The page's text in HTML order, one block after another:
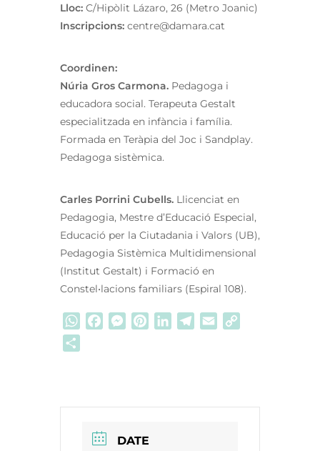
Lloc: C/Hipòlit Lázaro, 26 (Metro Joanic)
Inscripcions: centre@damara.cat
Coordinen:
Núria Gros Carmona. Pedagoga i
educadora social. Terapeuta Gestalt
especialitzada en infància i família.
Formada en Teràpia del Joc i Sandplay.
Pedagoga sistèmica.
Carles Porrini Cubells. Llicenciat en
Pedagogia, Mestre d’Educació Especial,
Educació per la Ciutadania i Valors (UB),
Pedagogia Sistèmica Multidimensional
(Institut Gestalt) i Formació en
Constel•lacions familiars (Espiral 108).
WhatsApp
Facebook
Messenger
PinterestLinkedInTelegram
Email
DATE